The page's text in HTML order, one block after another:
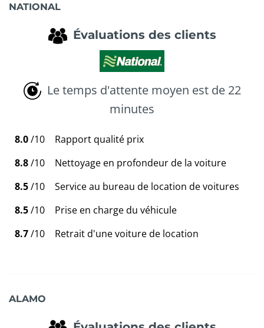
NATIONAL
Évaluations des clients
Le temps d'attente moyen est de 22
minutes
8.0/10
Rapport qualité prix
8.8/10
Nettoyage en profondeur de la voiture
8.5/10
Service au bureau de location de voitures
8.5/10
Prise en charge du véhicule
8.7/10 Retrait d'une voiture de location
ALAMO